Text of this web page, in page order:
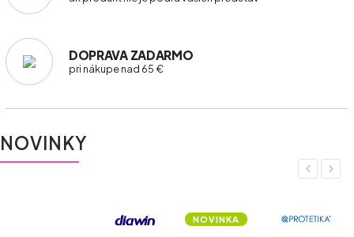
DOPRAVA ZADARMO
pri nákupe nad 65 €
NOVINKY
Previous
NOVINKA
Next